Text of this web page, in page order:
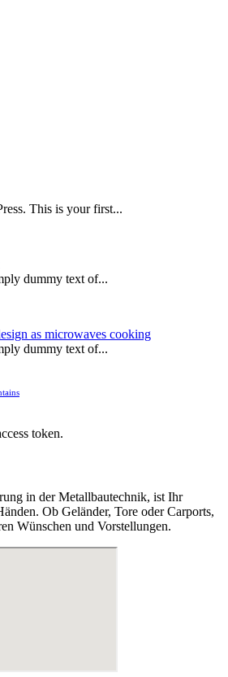
This is your first...
dummy text of...
as microwaves cooking
dummy text of...
token.
in der Metallbautechnik, ist Ihr
Ob Geländer, Tore oder Carports,
Wünschen und Vorstellungen.